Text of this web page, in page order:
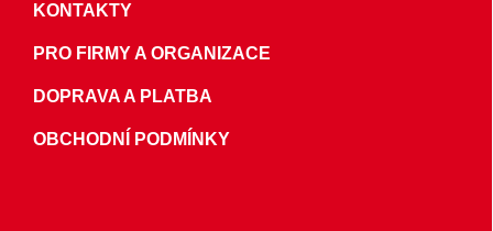
KONTAKTY
PRO FIRMY A ORGANIZACE
DOPRAVA A PLATBA
OBCHODNÍ PODMÍNKY